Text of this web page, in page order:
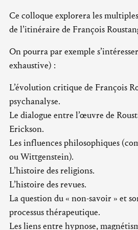
Ce colloque explorera les
de l’itinéraire de François
On pourra par exemple
exhaustive) :
L’évolution critique de François
psychanalyse.
Le dialogue entre l’œuvre de
Erickson.
Les influences philosophiques
ou Wittgenstein).
L’histoire des religions.
L’histoire des revues.
La question du « non-savoir » et
processus thérapeutique.
Les liens entre hypnose,